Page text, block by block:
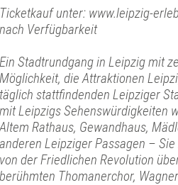
Ticketkauf unter: www.leipzig-
nach Verfügbarkeit
Ein Stadtrundgang in Leipzig mit
Möglichkeit, die Attraktionen
täglich stattfindenden Leipziger
mit Leipzigs Sehenswürdigkeiten
Altem Rathaus, Gewandhaus,
anderen Leipziger Passagen –
von der Friedlichen Revolution
berühmten Thomanerchor,